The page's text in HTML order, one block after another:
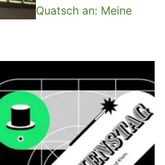
Quatsch an: Meine